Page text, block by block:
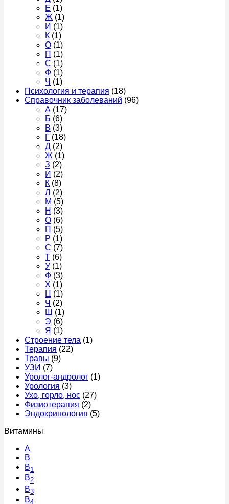
Е (1)
Ж (1)
И (1)
К (1)
О (1)
П (1)
С (1)
Ф (1)
Ч (1)
Психология и терапия (18)
Справочник заболеваний (96)
А (17)
Б (6)
В (3)
Г (18)
Д (2)
Ж (1)
З (2)
И (2)
К (8)
Л (2)
М (5)
Н (3)
О (6)
П (5)
Р (1)
С (7)
Т (6)
У (1)
Ф (3)
Х (1)
Ц (1)
Ч (2)
Ш
(1)
Э (6)
Я (1)
Строение тела (1)
Терапия (22)
Травы (9)
УЗИ (7)
Уролог-андролог (1)
Урология (3)
Ухо, горло, нос (27)
Физиотерапия (2)
Эндокринология (5)
Витамины
A
В
B1
B2
B3
B4